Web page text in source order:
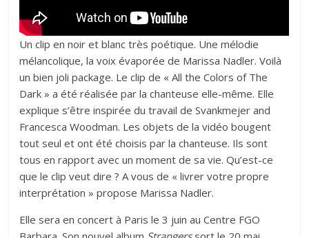
Un clip en noir et blanc très poétique. Une mélodie
mélancolique, la voix évaporée de Marissa Nadler. Voilà
un bien joli package. Le clip de « All the Colors of The
Dark » a été réalisée par la chanteuse elle-même. Elle
explique s’être inspirée du travail de Svankmejer and
Francesca Woodman. Les objets de la vidéo bougent
tout seul et ont été choisis par la chanteuse. Ils sont
tous en rapport avec un moment de sa vie. Qu’est-ce
que le clip veut dire ? A vous de « livrer votre propre
interprétation » propose Marissa Nadler.
Elle sera en concert à Paris le 3 juin au Centre FGO